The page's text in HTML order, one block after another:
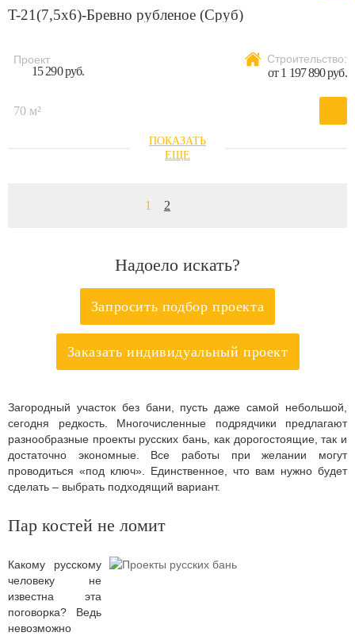
T-21(7,5х6)-Бревно рубленое (Сруб)
Проект
15 290 руб.
Строительство:
от 1 197 890 руб.
70 м²
1 2
Надоело искать?
Запросить подбор проекта
Заказать индивидуальный проект
Загородный участок без бани, пусть даже самой небольшой,
сегодня редкость. Многочисленные подрядчики предлагают
разнообразные проекты русских бань, как дорогостоящие, так и
достаточно экономные. Все работы при желании могут
проводиться «под ключ». Единственное, что вам нужно будет
сделать – выбрать подходящий вариант.
Пар костей не ломит
Какому русскому
человеку не
известна эта
поговорка? Ведь
невозможно